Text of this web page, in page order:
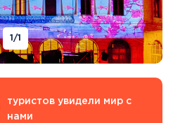
1 /1
туристов увидели мир с
нами